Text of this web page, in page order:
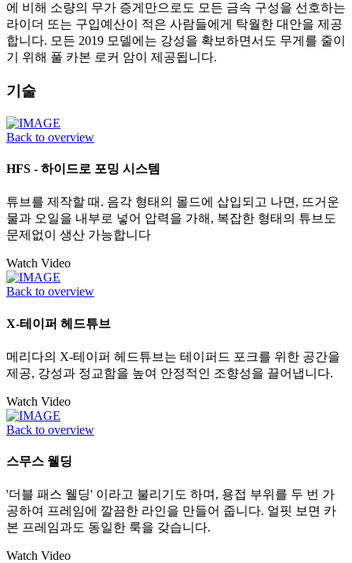
에 비해 소량의 무가 증게만으로도 모든 금속 구성을 선호하는
라이더 또는 구입예산이 적은 사람들에게 탁월한 대안을 제공
합니다. 모든 2019 모델에는 강성을 확보하면서도 무게를 줄이
기 위해 풀 카본 로커 암이 제공됩니다.
기술
Back to overview
HFS - 하이드로 포밍 시스템
튜브를 제작할 때. 음각 형태의 몰드에 삽입되고 나면, 뜨거운
물과 오일을 내부로 넣어 압력을 가해, 복잡한 형태의 튜브도
문제없이 생산 가능합니다
Watch Video
Back to overview
X-테이퍼 헤드튜브
메리다의 X-테이퍼 헤드튜브는 테이퍼드 포크를 위한 공간을
제공, 강성과 정교함을 높여 안정적인 조향성을 끌어냅니다.
Watch Video
Back to overview
스무스 웰딩
'더블 패스 웰딩' 이라고 불리기도 하며, 용접 부위를 두 번 가
공하여 프레임에 깔끔한 라인을 만들어 줍니다. 얼핏 보면 카
본 프레임과도 동일한 룩을 갖습니다.
Watch Video